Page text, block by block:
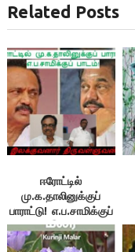
Related Posts
ஈரோட்டில்
மு.க.தாலினுக்குப்
பாராட்டு! எ.ப.சாமிக்குப்
பாடம்! – இலக்குவனார்
திருவள்ளுவன்